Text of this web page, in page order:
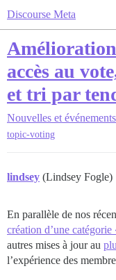
Discourse Meta
accès au
et tri par
Nouvelles et événements
topic-voting
lindsey (Lindsey Fogle)
En parallèle de nos
création d’une catégorie
autres mises à jour au
l’expérience des